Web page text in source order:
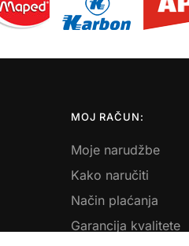
MOJ RAČUN:
Moje narudžbe
Kako naručiti
Način plaćanja
Garancija kvalitete